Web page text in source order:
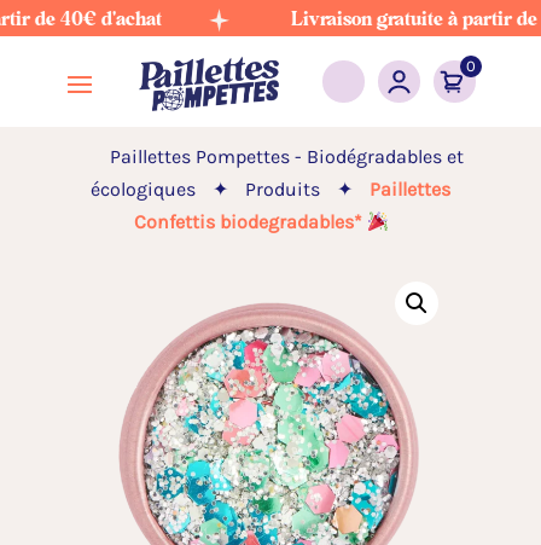
40€ d'achat Livraison gratuite à partir de
0
Paillettes Pompettes - Biodégradables et
écologiques
✦ Produits ✦
Paillettes
Confettis biodegradables*